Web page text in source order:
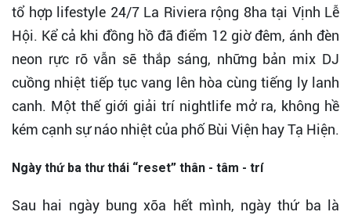
tổ hợp lifestyle 24/7 La Riviera rộng 8ha tại Vịnh Lễ
Hội. Kể cả khi đồng hồ đã điểm 12 giờ đêm, ánh đèn
neon rực rỡ vẫn sẽ thắp sáng, những bản mix DJ
cuồng nhiệt tiếp tục vang lên hòa cùng tiếng ly lanh
canh. Một thế giới giải trí nightlife mở ra, không hề
kém cạnh sự náo nhiệt của phố Bùi Viện hay Tạ Hiện.
Ngày thứ ba thư thái “reset” thân - tâm - trí
Sau hai ngày bung xõa hết mình, ngày thứ ba là